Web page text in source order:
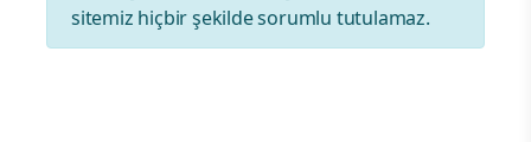
sitemiz hiçbir şekilde sorumlu tutulamaz.